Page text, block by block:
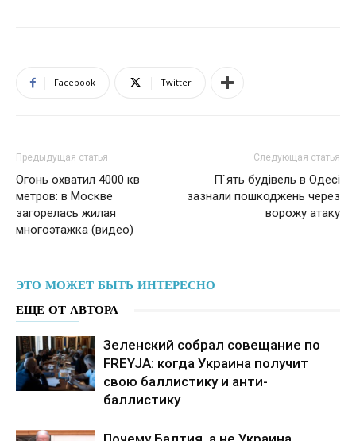
Facebook Twitter
Предыдущая статья
Огонь охватил 4000 кв
метров: в Москве
загорелась жилая
многоэтажка (видео)
Следующая статья
П`ять будівель в Одесі
зазнали пошкоджень через
ворожу атаку
ЭТО МОЖЕТ БЫТЬ ИНТЕРЕСНО
ЕЩЕ ОТ АВТОРА
Зеленский собрал совещание по
FREYJA: когда Украина получит
свою баллистику и анти-
баллистику